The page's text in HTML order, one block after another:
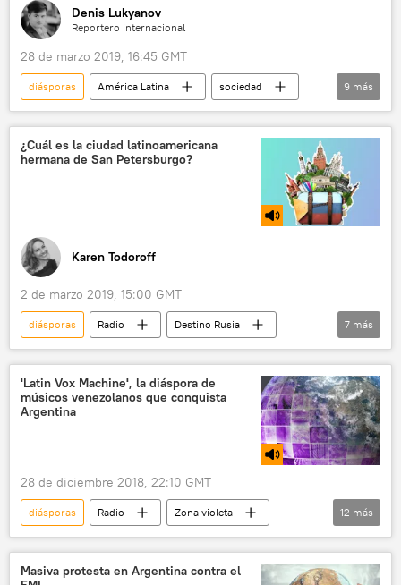
Denis Lukyanov
Reportero internacional
28 de marzo 2019, 16:45 GMT
diásporas América Latina
sociedad
🎭 Arte y cultura
Internacional
religión
Argentina
Líbano
cristianos
maronitas
9 más
¿Cuál es la ciudad latinoamericana
hermana de San Petersburgo?
Karen Todoroff
2 de marzo 2019, 15:00 GMT
diásporas Radio
Destino Rusia
San Petersburgo
Argentina
Mar del Plata
rusos
descendencia
Rusia
7 más
'Latin Vox Machine', la diáspora de
músicos venezolanos que conquista
Argentina
28 de diciembre 2018, 22:10 GMT
diásporas Radio
Zona violeta
Venezuela
Colombia
Chile
Argentina
Paraguay
música
12 más
Masiva protesta en Argentina contra el